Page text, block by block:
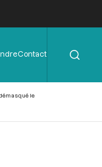
Contact
le